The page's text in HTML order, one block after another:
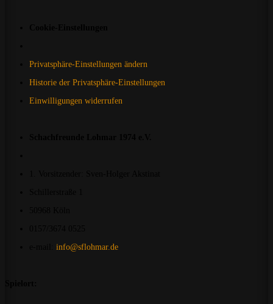
Privatsphäre-Einstellungen ändern
Historie der Privatsphäre-Einstellungen
Einwilligungen widerrufen
info@sflohmar.de